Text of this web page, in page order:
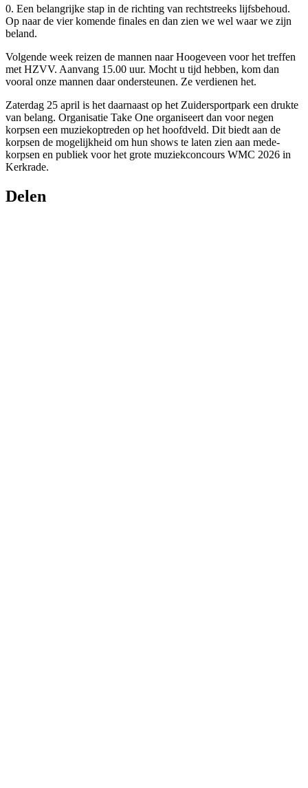
0. Een belangrijke stap in de richting van rechtstreeks lijfsbehoud.
Op naar de vier komende finales en dan zien we wel waar we zijn
beland.
Volgende week reizen de mannen naar Hoogeveen voor het treffen
met HZVV. Aanvang 15.00 uur. Mocht u tijd hebben, kom dan
vooral onze mannen daar ondersteunen. Ze verdienen het.
Zaterdag 25 april is het daarnaast op het Zuidersportpark een drukte
van belang. Organisatie Take One organiseert dan voor negen
korpsen een muziekoptreden op het hoofdveld. Dit biedt aan de
korpsen de mogelijkheid om hun shows te laten zien aan mede-
korpsen en publiek voor het grote muziekconcours WMC 2026 in
Kerkrade.
Delen